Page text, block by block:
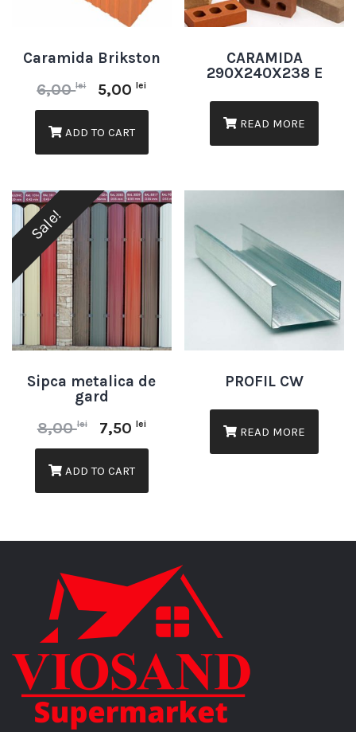
Caramida Brikston
6,00lei 5,00lei
ADD TO CART
CARAMIDA
290X240X238 E
READ MORE
Sale!
Sipca metalica de
gard
8,00lei 7,50 lei
ADD TO CART
PROFIL CW
READ MORE